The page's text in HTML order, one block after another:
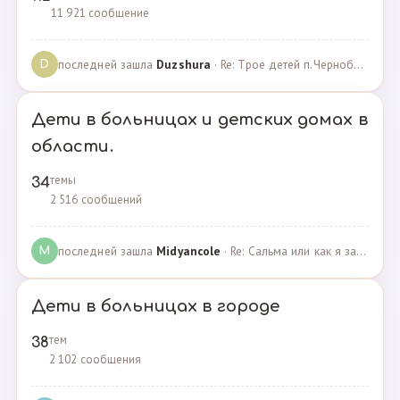
11 921 сообщение
D последней зашла Duzshura · Re: Трое детей п.Черноборский Чесменский район. · 27.06.2024
Дети в больницах и детских домах в
области.
34темы
2 516 сообщений
M последней зашла Midyancole · Re: Сальма или как я захотела помочь взросым сиротам · 16.12.2019
Дети в больницах в городе
38тем
2 102 сообщения